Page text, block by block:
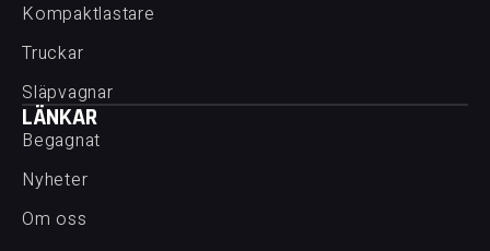
Kompaktlastare
Truckar
Släpvagnar
LÄNKAR
Begagnat
Nyheter
Om oss